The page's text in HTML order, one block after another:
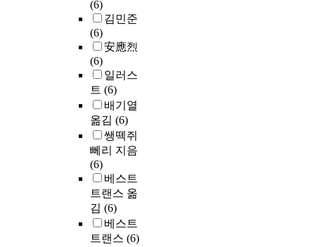
(6)
김민준
(6)
安應烈
(6)
일러스
트 (6)
배기열
옮김 (6)
쌩떽쥐
뻬리 지음
(6)
베스트
트랜스 옮
김 (6)
베스트
트랜스 (6)